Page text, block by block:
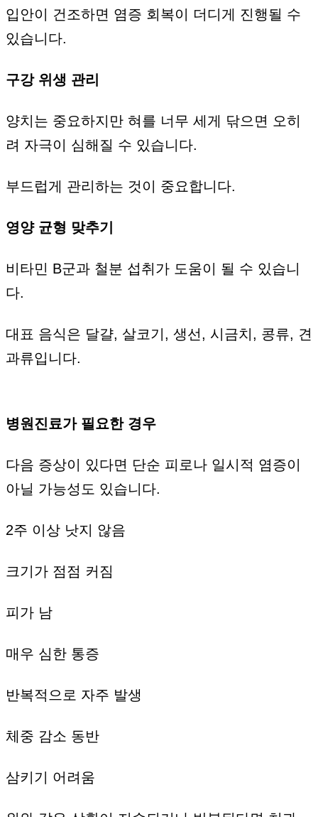
입안이 건조하면 염증 회복이 더디게 진행될 수
있습니다.
구강 위생 관리
양치는 중요하지만 혀를 너무 세게 닦으면 오히
려 자극이 심해질 수 있습니다.
부드럽게 관리하는 것이 중요합니다.
영양 균형 맞추기
비타민 B군과 철분 섭취가 도움이 될 수 있습니
다.
대표 음식은 달걀, 살코기, 생선, 시금치, 콩류, 견
과류입니다.
병원진료가 필요한 경우
다음 증상이 있다면 단순 피로나 일시적 염증이
아닐 가능성도 있습니다.
2주 이상 낫지 않음
크기가 점점 커짐
피가 남
매우 심한 통증
반복적으로 자주 발생
체중 감소 동반
삼키기 어려움